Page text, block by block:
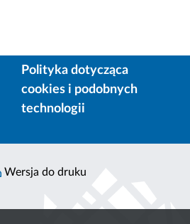
Polityka dotycząca
cookies i podobnych
technologii
Wersja do druku